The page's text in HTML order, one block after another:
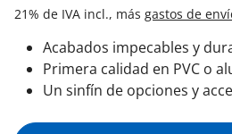
21% de IVA incl., más gastos de
Acabados impecables y
Primera calidad en PVC o
Un sinfín de opciones y